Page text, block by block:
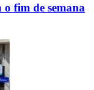
o fim de semana